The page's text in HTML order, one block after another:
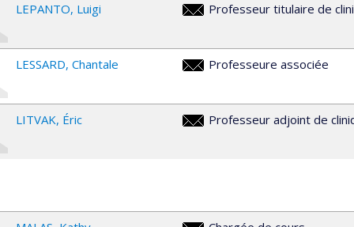
LEPANTO Luigi
Professeur titulaire de
LESSARD Chantale
Professeure associée
LITVAK Éric
Professeur adjoint de